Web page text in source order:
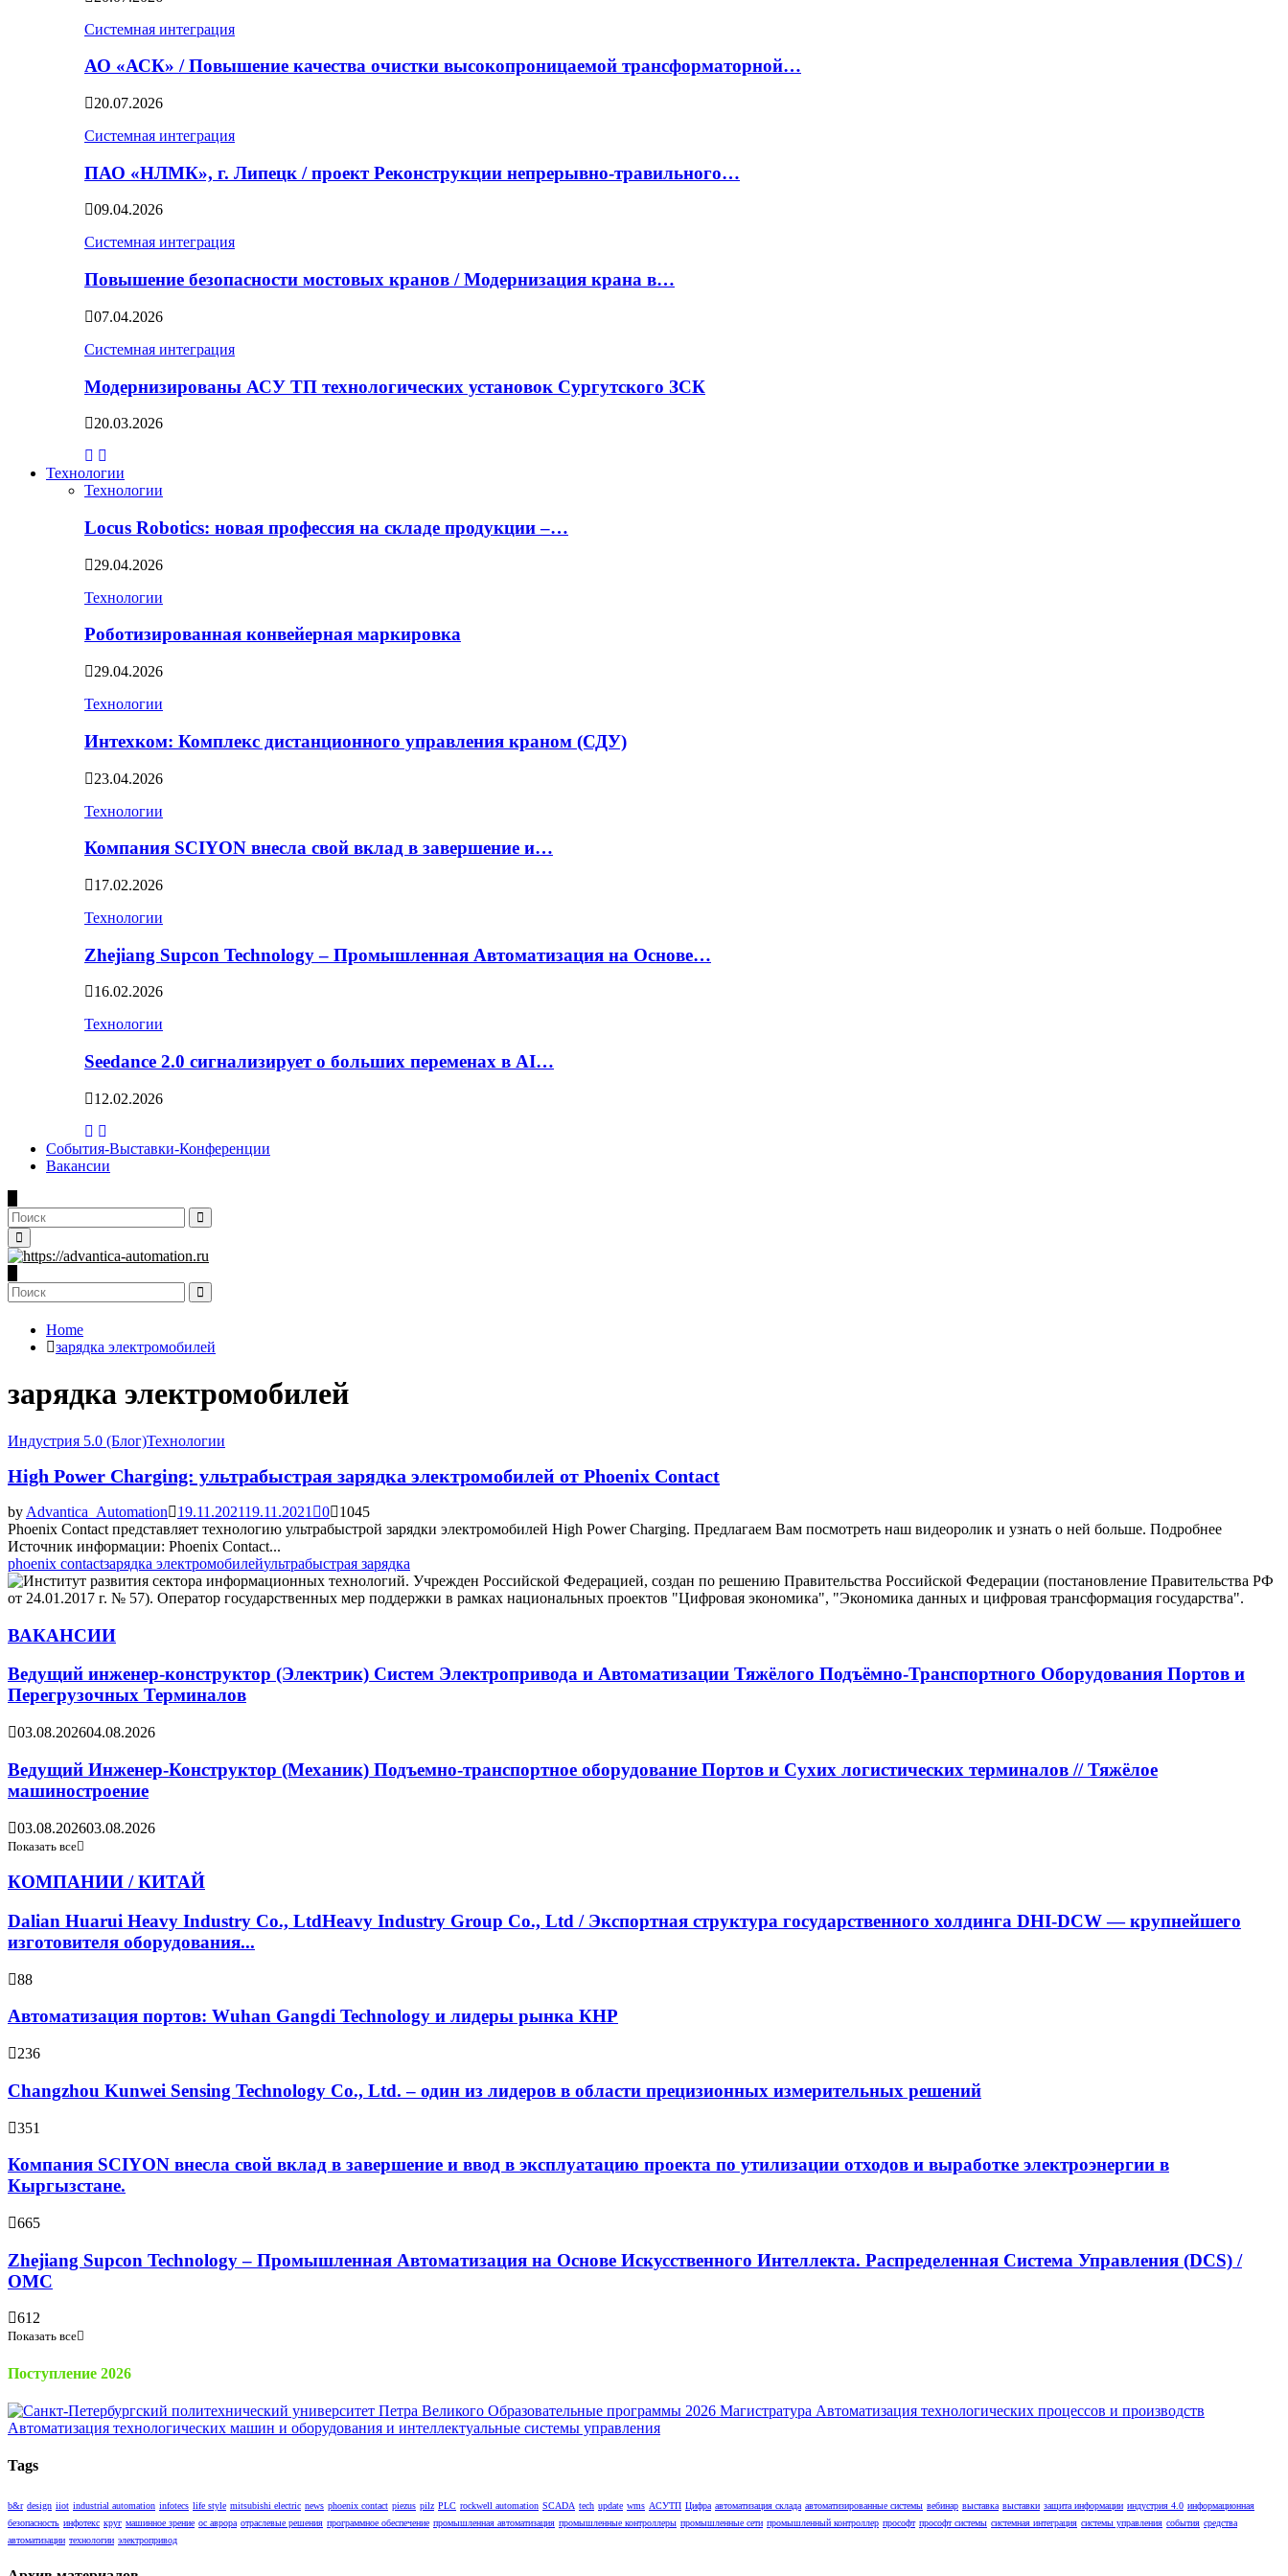
Системная интеграция
АО «АСК» / Повышение качества очистки высокопроницаемой трансформаторной…
20.07.2026
Системная интеграция
ПАО «НЛМК», г. Липецк / проект Реконструкции непрерывно-травильного…
09.04.2026
Системная интеграция
Повышение безопасности мостовых кранов / Модернизация крана в…
07.04.2026
Системная интеграция
Модернизированы АСУ ТП технологических установок Сургутского ЗСК
20.03.2026
Технологии
Технологии
Locus Robotics: новая профессия на складе продукции –…
29.04.2026
Технологии
Роботизированная конвейерная маркировка
29.04.2026
Технологии
Интехком: Комплекс дистанционного управления краном (СДУ)
23.04.2026
Технологии
Компания SCIYON внесла свой вклад в завершение и…
17.02.2026
Технологии
Zhejiang Supcon Technology – Промышленная Автоматизация на Основе…
16.02.2026
Технологии
Seedance 2.0 сигнализирует о больших переменах в AI…
12.02.2026
События-Выставки-Конференции
Вакансии
Search
for:
Search
Primary
Menu
Search
for:
Search
Home
зарядка электромобилей
зарядка электромобилей
Индустрия 5.0 (Блог)Технологии
High Power Charging: ультрабыстрая зарядка электромобилей от Phoenix Contact
by Advantica_Automation 19.11.202119.11.2021 0
1045
Phoenix Contact представляет технологию ультрабыстрой зарядки электромобилей High Power Charging. Предлагаем Вам посмотреть наш видеоролик и узнать о ней больше. Подробнее
Источник информации: Phoenix Contact...
phoenix contactзарядка электромобилейультрабыстрая зарядка
ВАКАНСИИ
Ведущий инженер-конструктор (Электрик) Систем Электропривода и Автоматизации Тяжёлого Подъёмно-Транспортного Оборудования Портов и
Перегрузочных Терминалов
03.08.202604.08.2026
Ведущий Инженер-Конструктор (Механик) Подъемно-транспортное оборудование Портов и Сухих логистических терминалов // Тяжёлое
машиностроение
03.08.202603.08.2026
Показать все
КОМПАНИИ / КИТАЙ
Dalian Huarui Heavy Industry Co., LtdHeavy Industry Group Co., Ltd / Экспортная структура государственного холдинга DHI-DCW — крупнейшего
изготовителя оборудования...
88
Автоматизация портов: Wuhan Gangdi Technology и лидеры рынка КНР
236
Changzhou Kunwei Sensing Technology Co., Ltd. – один из лидеров в области прецизионных измерительных решений
351
Компания SCIYON внесла свой вклад в завершение и ввод в эксплуатацию проекта по утилизации отходов и выработке электроэнергии в
Кыргызстане.
665
Zhejiang Supcon Technology – Промышленная Автоматизация на Основе Искусственного Интеллекта. Распределенная Cистема Управления (DCS) /
OMC
612
Показать все
Поступление 2026
Tags
b&r design iiot industrial automation infotecs life style mitsubishi electric news phoenix contact piezus pilz PLC rockwell automation SCADA tech update wms АСУТП Цифра автоматизация склада автоматизированные системы вебинар выставка выставки защита информации индустрия 4.0 информационная
безопасность инфотекс круг машинное зрение ос аврора отраслевые решения программное обеспечение промышленная автоматизация промышленные контроллеры промышленные сети промышленный контроллер прософт прософт системы системная интеграция системы управления события средства
автоматизации технологии электропривод